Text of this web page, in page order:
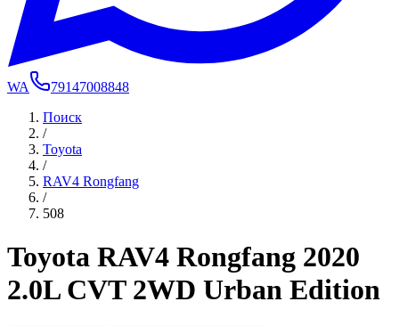
WA
79147008848
Поиск
/
Toyota
/
RAV4 Rongfang
/
508
Toyota RAV4 Rongfang 2020
2.0L CVT 2WD Urban Edition